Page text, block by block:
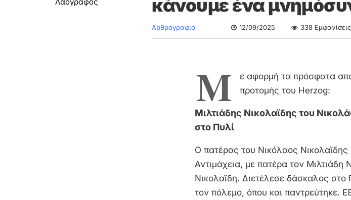
κάνουμε ένα
Αρθρογραφία 12/09/2025 338Εμφανίσεις
Μ
ε αφορμή τα πρόσφατα
προτομής του Herzog:
Μιλτιάδης Νικολαϊδης του
στο Πυλί
Ο πατέρας του Νικόλαος
Αντιμάχεια, με πατέρα τον Μιλτιάδη
Νικολαϊδη. Διετέλεσε δάσκαλος στο
τον πόλεμο, όπου και παντρεύτηκε.